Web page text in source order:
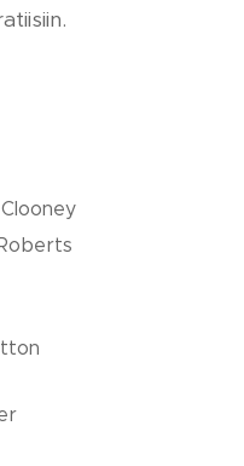
Bravo
Cotton
Bouttier